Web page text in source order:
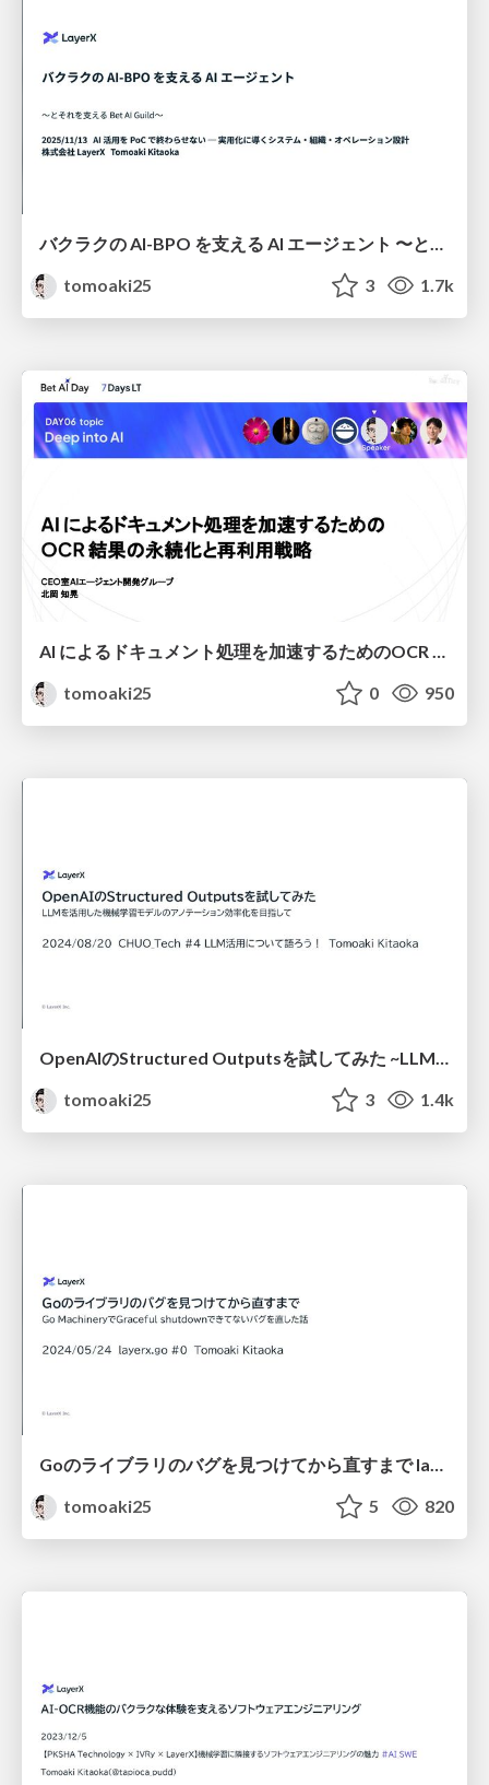
バクラクの AI-BPO を支える AI エージェント 〜とそれを支える Bet AI Guild〜
tomoaki25
3 1.7k
tomoaki25
0 950
OpenAIのStructured Outputsを試してみた ~LLMを活用した機械学習モデルのアノテーション効率化を目指して~
tomoaki25
3 1.4k
Goのライブラリのバグを見つけてから直すまで layerx.go#0
tomoaki25
5 820